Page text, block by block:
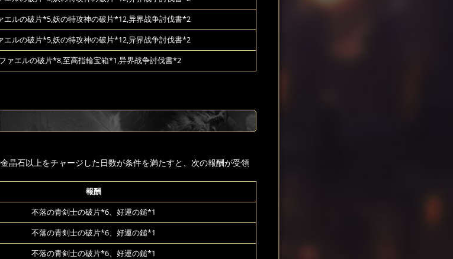
エルの破片*5,妖の特攻神の破片*12,异界战争討伐書*2
エルの破片*5,妖の特攻神の破片*12,异界战争討伐書*2
ァエルの破片*8,至高指輪宝箱*1,异界战争討伐書*2
晶石以上をチャージした日数が条件を満たすと、次の報酬が受領
報酬
不落の青剣士の破片*6、好運の鎚*1
不落の青剣士の破片*6、好運の鎚*1
不落の青剣士の破片*6、好運の鎚*1